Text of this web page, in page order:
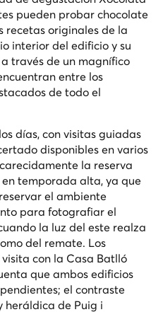
pueden probar chocolate
recetas originales de la
interior del edificio y su
través de un magnífico
entre los
de todo el
días, con visitas guiadas
disponibles en varios
la reserva
temporada alta, ya que
el ambiente
para fotografiar el
la luz del este realza
del remate. Los
con la Casa Batlló
que ambos edificios
el contraste
heráldica de Puig i